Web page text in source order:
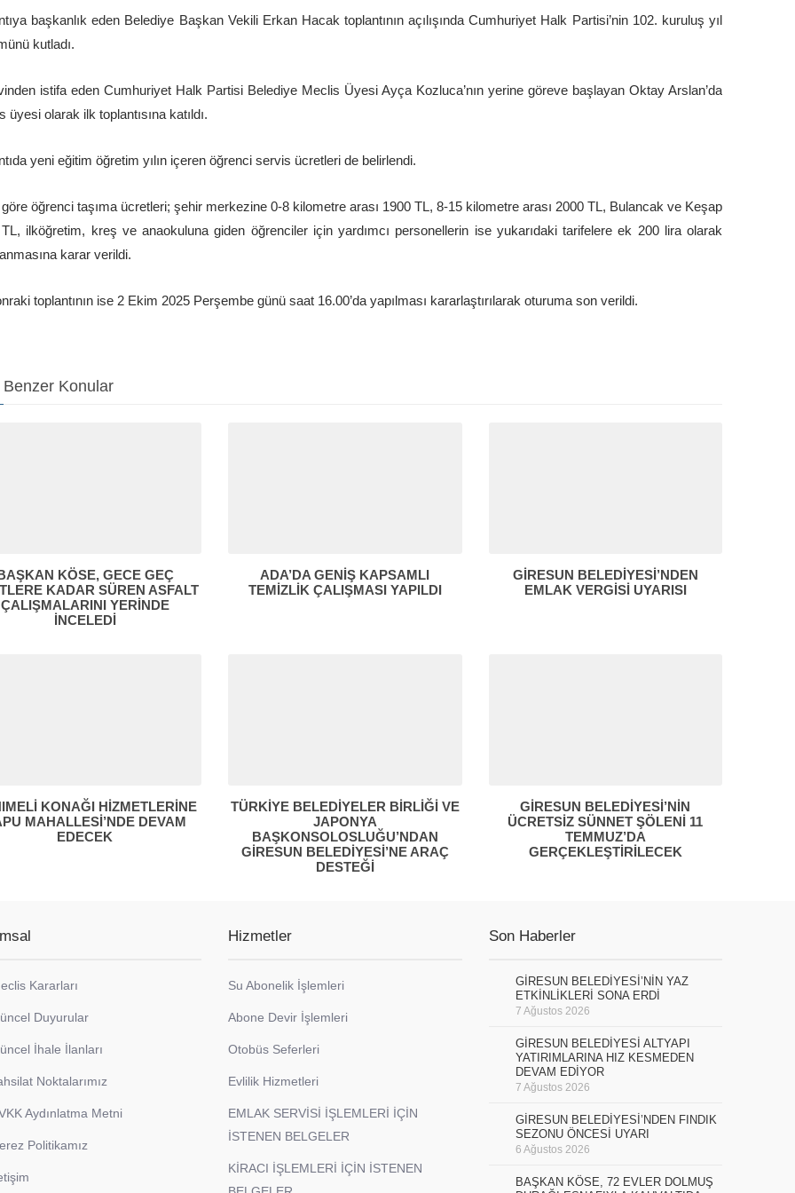
başkanlık eden Belediye Başkan Vekili Erkan Hacak toplantının açılışında Cumhuriyet Halk Partisi’nin 102. kuruluş yıl
kutladı.
istifa eden Cumhuriyet Halk Partisi Belediye Meclis Üyesi Ayça Kozluca’nın yerine göreve başlayan Oktay Arslan’da
üyesi olarak ilk toplantısına katıldı.
yeni eğitim öğretim yılın içeren öğrenci servis ücretleri de belirlendi.
öğrenci taşıma ücretleri; şehir merkezine 0-8 kilometre arası 1900 TL, 8-15 kilometre arası 2000 TL, Bulancak ve Keşap
ilköğretim, kreş ve anaokuluna giden öğrenciler için yardımcı personellerin ise yukarıdaki tarifelere ek 200 lira olarak
karar verildi.
toplantının ise 2 Ekim 2025 Perşembe günü saat 16.00’da yapılması kararlaştırılarak oturuma son verildi.
Benzer Konular
KÖSE, GECE GEÇ
KADAR SÜREN ASFALT
ÇALIŞMALARINI YERİNDE
İNCELEDİ
ADA’DA GENİŞ KAPSAMLI
TEMİZLİK ÇALIŞMASI YAPILDI
GİRESUN BELEDİYESİ’NDEN
EMLAK VERGİSİ UYARISI
KONAĞI HİZMETLERİNE
MAHALLESİ’NDE DEVAM
EDECEK
TÜRKİYE BELEDİYELER BİRLİĞİ VE
JAPONYA
BAŞKONSOLOSLUĞU’NDAN
GİRESUN BELEDİYESİ’NE ARAÇ
DESTEĞİ
GİRESUN BELEDİYESİ’NİN
ÜCRETSİZ SÜNNET ŞÖLENİ 11
TEMMUZ’DA
GERÇEKLEŞTİRİLECEK
Kararları
Duyurular
İhale İlanları
Noktalarımız
Aydınlatma Metni
Politikamız
Hizmetler
Su Abonelik İşlemleri
Abone Devir İşlemleri
Otobüs Seferleri
Evlilik Hizmetleri
EMLAK SERVİSİ İŞLEMLERİ İÇİN
İSTENEN BELGELER
KİRACI İŞLEMLERİ İÇİN İSTENEN
Son Haberler
GİRESUN BELEDİYESİ’NİN YAZ
ETKİNLİKLERİ SONA ERDİ
7 Ağustos 2026
GİRESUN BELEDİYESİ ALTYAPI
YATIRIMLARINA HIZ KESMEDEN
DEVAM EDİYOR
7 Ağustos 2026
GİRESUN BELEDİYESİ’NDEN FINDIK
SEZONU ÖNCESİ UYARI
6 Ağustos 2026
BAŞKAN KÖSE, 72 EVLER DOLMUŞ